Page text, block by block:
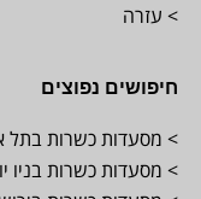
> עזרה
חיפושים נפוצים
> מסעדות כשרות בתל
> מסעדות כשרות בניו